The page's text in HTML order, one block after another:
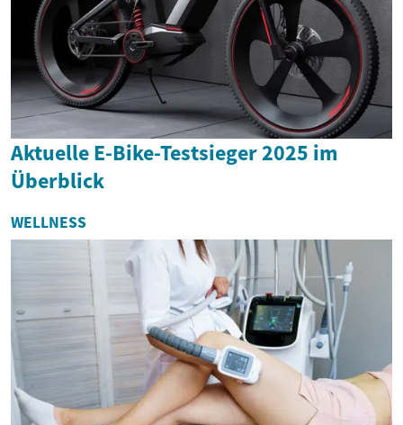
Aktuelle E-Bike-Testsieger 2025 im
Überblick
WELLNESS